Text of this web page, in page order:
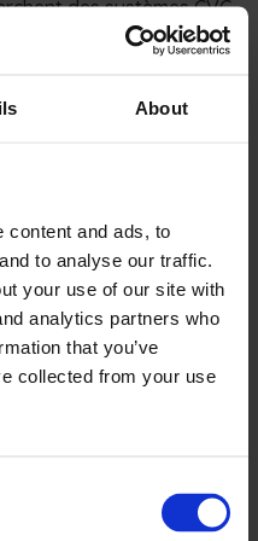
About
content and ads, to
to analyse our traffic.
your use of our site with
analytics partners who
that you’ve
collected from your use
des systèmes CVC
que les entreprises de
le service le meilleur et le
aux mobiles
sociaux et vos
doivent être
les appareils mobiles. De
de téléphones
d’ordinateurs de
à ce que tout le
seul aspect à prendre en